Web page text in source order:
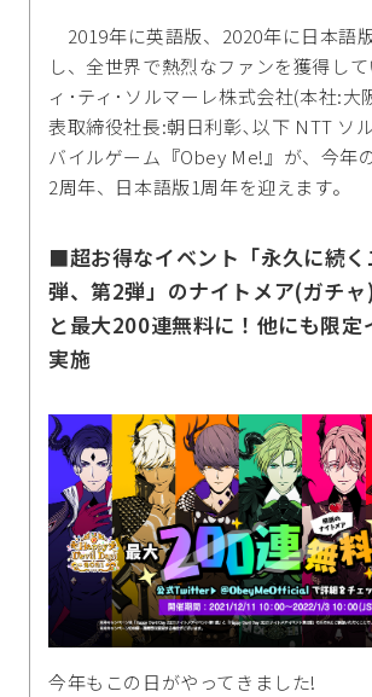
2019年に英語版、2020年に日本語
し、全世界で熱烈なファンを獲得し
ィ･ティ･ソルマーレ株式会社(本社:大
表取締役社長:朝日利彰､以下 NTT ソ
バイルゲーム『Obey Me!』が、今年
2周年、日本語版1周年を迎えます。
■超お得なイベント「永久に続く
弾、第2弾」のナイトメア(ガチ
と最大200連無料に！他にも限定
実施
今年もこの日がやってきました!